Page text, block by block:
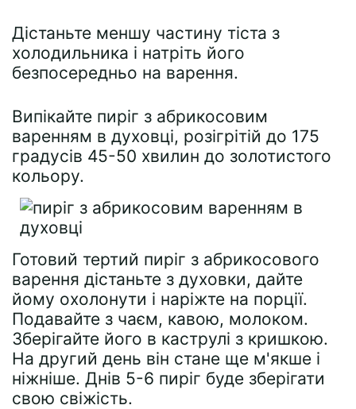
Дістаньте меншу частину тіста з
холодильника і натріть його
безпосередньо на варення.
Випікайте пиріг з абрикосовим
варенням в духовці, розігрітій до 175
градусів 45-50 хвилин до золотистого
кольору.
Готовий тертий пиріг з абрикосового
варення дістаньте з духовки, дайте
йому охолонути і наріжте на порції.
Подавайте з чаєм, кавою, молоком.
Зберігайте його в каструлі з кришкою.
На другий день він стане ще м'якше і
ніжніше. Днів 5-6 пиріг буде зберігати
свою свіжість.